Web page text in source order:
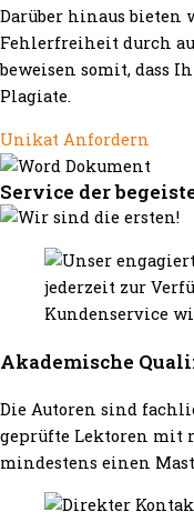
Darüber hinaus
Fehlerfreiheit durch
beweisen somit, dass
Plagiate.
Unikat Anfordern
Service der
Akademische
Die Autoren sind
geprüfte Lektoren mit
mindestens einen